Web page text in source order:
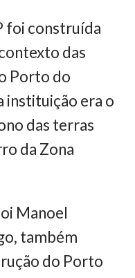
foi construída
das
Porto do
instituição era o
das terras
da Zona
Manoel
também
do Porto